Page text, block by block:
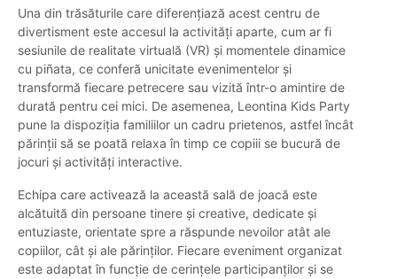
Una din trăsăturile care diferențiază acest centru de
divertisment este accesul la activități aparte, cum ar fi
sesiunile de realitate virtuală (VR) și momentele dinamice
cu piñata, ce conferă unicitate evenimentelor și
transformă fiecare petrecere sau vizită într-o amintire de
durată pentru cei mici. De asemenea, Leontina Kids Party
pune la dispoziția familiilor un cadru prietenos, astfel încât
părinții să se poată relaxa în timp ce copiii se bucură de
jocuri și activități interactive.
Echipa care activează la această sală de joacă este
alcătuită din persoane tinere și creative, dedicate și
entuziaste, orientate spre a răspunde nevoilor atât ale
copiilor, cât și ale părinților. Fiecare eveniment organizat
este adaptat în funcție de cerințele participanților și se